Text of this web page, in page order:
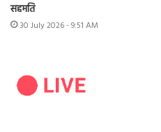
सहमति
30 July 2026 - 9:51 AM